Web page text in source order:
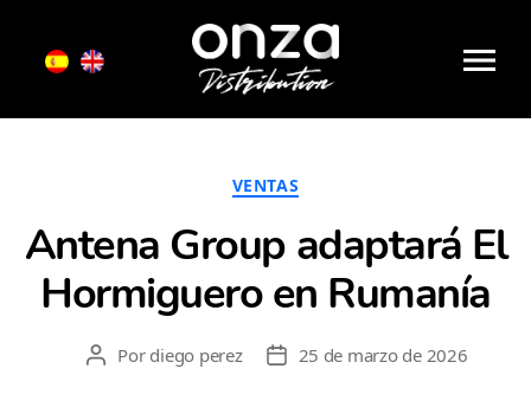
Distribution
Etiqueta:Antena TV
VENTAS
Antena Group adaptará El
Hormiguero en Rumanía
Autor
Por diego perez
Fecha25 de marzo de 2026